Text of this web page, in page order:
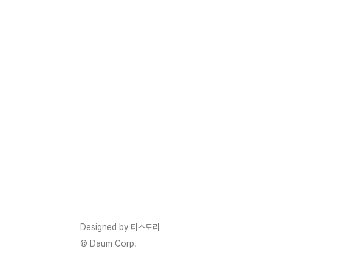
Designed by 티스토리
© Daum Corp.